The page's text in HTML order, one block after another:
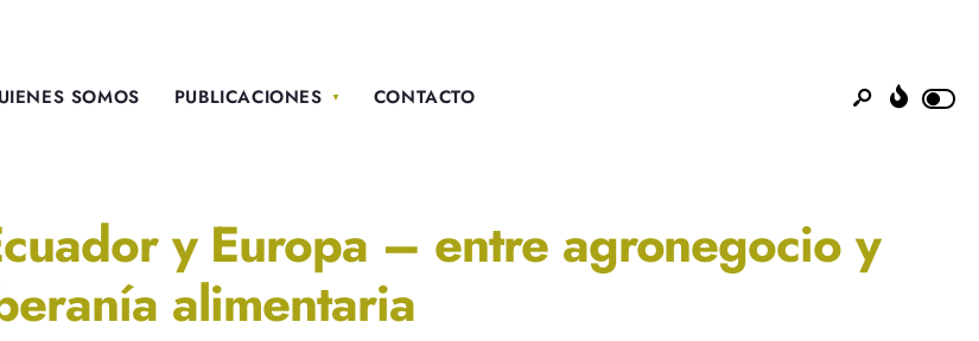
SOMOS PUBLICACIONES CONTACTO
y Europa – entre agronegocio y
alimentaria